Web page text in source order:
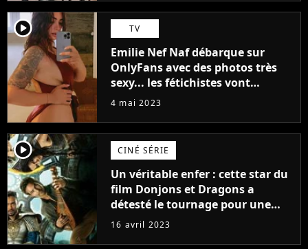
player2 TV
Emilie Nef Naf débarque sur
OnlyFans avec des photos très
sexy... les fétichistes vont
prendre leur pied !
4 mai 2023
player2 CINÉ SÉRIE
Un véritable enfer : cette star du
film Donjons et Dragons a
détesté le tournage pour une
raison très spéciale
16 avril 2023